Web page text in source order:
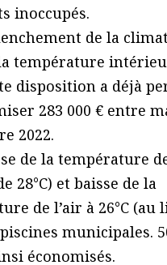
inoccupés.
de la
température
disposition a déjà
283 000 € entre
2022.
de la température de
28°C) et baisse de la
de l’air à 26°C (au
municipales.
économisés.